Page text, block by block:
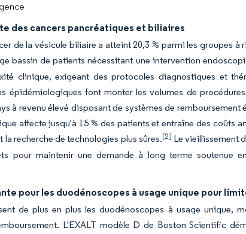
des cancers pancréatiques et biliaires
de la vésicule biliaire a atteint 20,3 % parmi les groupes
bassin de patients nécessitant une intervention
clinique, exigeant des protocoles diagnostiques et
épidémiologiques font monter les volumes de
à revenu élevé disposant de systèmes de
affecte jusqu'à 15 % des patients et entraîne des coûts
la recherche de technologies plus sûres.[2] Le vieillissement
pour maintenir une demande à long terme soutenue
pour les duodénoscopes à usage unique pour
de plus en plus les duodénoscopes à usage unique,
L'EXALT modèle D de Boston Scientific